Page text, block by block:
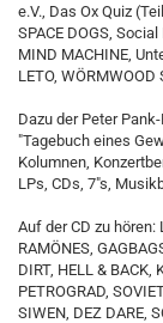
e.V., Das Ox Quiz
SPACE DOGS,
MIND MACHINE,
LETO,
Dazu der Peter
"Tagebuch eines
Kolumnen,
LPs, CDs, 7"s,
Auf der CD zu hören:
RAMÖNES,
DIRT, HELL & BACK,
PETROGRAD,
SIWEN, DEZ DARE,